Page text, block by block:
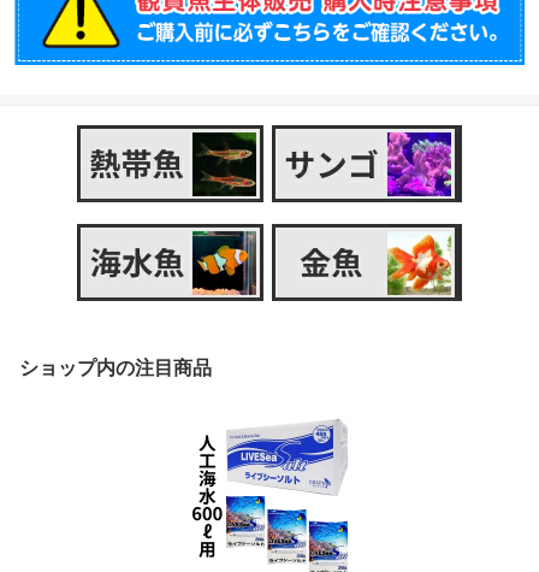
ショップ内の注目商品